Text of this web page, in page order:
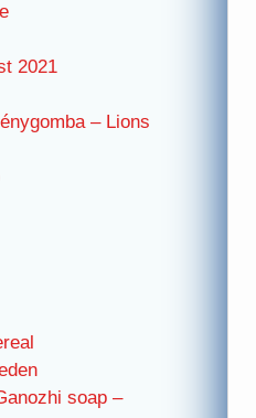
2021
– Lions
soap –